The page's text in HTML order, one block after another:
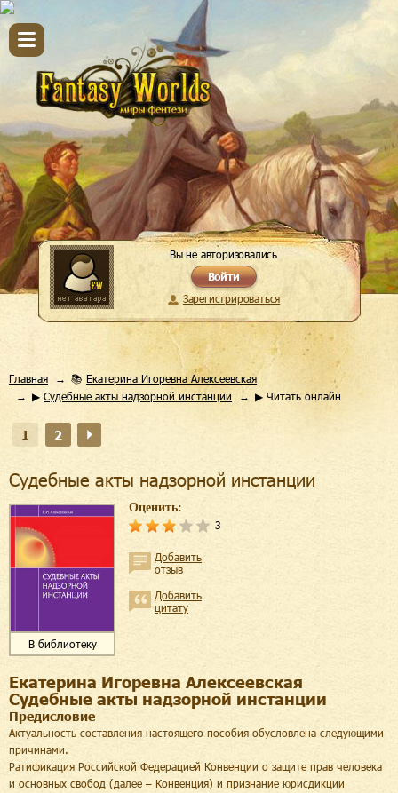
Вы не авторизовались
Войти
Зарегистрироваться
Главная 📚 Екатерина Игоревна Алексеевская
▶ Судебные акты надзорной инстанции ▶ Читать онлайн
1 2
Судебные акты надзорной инстанции
В библиотеку
Оценить:
3
Добавить
отзыв
Добавить
цитату
Екатерина Игоревна Алексеевская
Судебные акты надзорной инстанции
Предисловие
Актуальность составления настоящего пособия обусловлена следующими
причинами.
Ратификация Российской Федерацией Конвенции о защите прав человека
и основных свобод (далее – Конвенция) и признание юрисдикции